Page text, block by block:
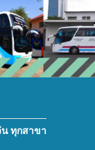
น ทุกสาขา